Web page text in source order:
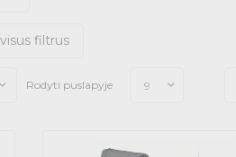
filtrus
Rodyti puslapyje 9